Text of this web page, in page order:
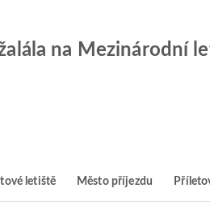
na Mezinárodní
letiště Město příjezdu